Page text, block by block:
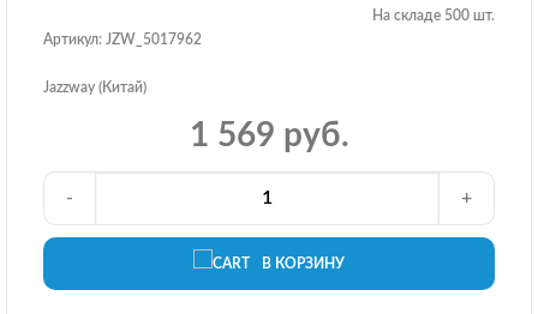
На складе 500 шт.
Артикул: JZW_5017962
Jazzway (Китай)
1 569 руб.
В КОРЗИНУ
- +